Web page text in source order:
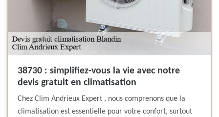
38730 : simplifiez-vous la vie avec notre
devis gratuit en climatisation
Chez Clim Andrieux Expert , nous comprenons que la
climatisation est essentielle pour votre confort, surtout